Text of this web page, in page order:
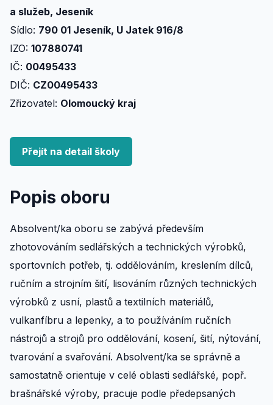
a služeb, Jeseník
Sídlo: 790 01 Jeseník, U Jatek 916/8
IZO: 107880741
IČ: 00495433
DIČ: CZ00495433
Zřizovatel: Olomoucký kraj
Přejít na detail školy
Popis oboru
Absolvent/ka oboru se zabývá především
zhotovováním sedlářských a technických výrobků,
sportovních potřeb, tj. oddělováním, kreslením dílců,
ručním a strojním šití, lisováním různých technických
výrobků z usní, plastů a textilních materiálů,
vulkanfíbru a lepenky, a to používáním ručních
nástrojů a strojů pro oddělování, kosení, šití, nýtování,
tvarování a svařování. Absolvent/ka se správně a
samostatně orientuje v celé oblasti sedlářské, popř.
brašnářské výroby, pracuje podle předepsaných